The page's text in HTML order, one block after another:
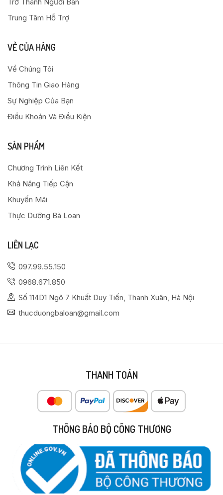
Trung Tâm Hỗ Trợ
VỀ CỦA HÀNG
Về Chúng Tôi
Thông Tin Giao Hàng
Sự Nghiệp Của Bạn
Điều Khoản Và Điều Kiện
SẢN PHẨM
Chương Trình Liên Kết
Khả Năng Tiếp Cận
Khuyến Mãi
Thực Dưỡng Bà Loan
LIÊN LẠC
097.99.55.150
0968.671.850
Số 114D1 Ngõ 7 Khuất Duy Tiến, Thanh Xuân, Hà Nội
thucduongbaloan@gmail.com
THANH TOÁN
THÔNG BÁO BỘ CÔNG THƯƠNG